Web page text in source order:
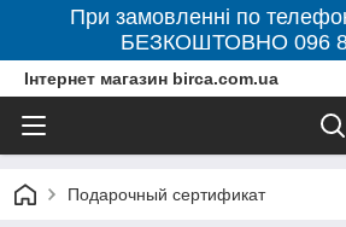
При замовленні по
БЕЗКОШТОВНО 096
Інтернет магазин birca.com.ua
Подарочный сертификат